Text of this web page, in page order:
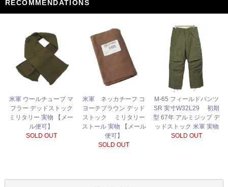
RECOMMENDATIONS
米軍 ウールチューブ マ
フラー デッドストック
ミリタリー 実物 【メー
ル便可】
SOLD OUT
米軍 ネッカチーフ コ
ヨーテブラウン デッド
ストック ミリタリー
ストール 実物 【メール
便可】
SOLD OUT
M-65 フィールドパンツ
SR 実寸W32L29 初期
型 67年 アルミジップ デ
ッドストック 米軍 実物
SOLD OUT